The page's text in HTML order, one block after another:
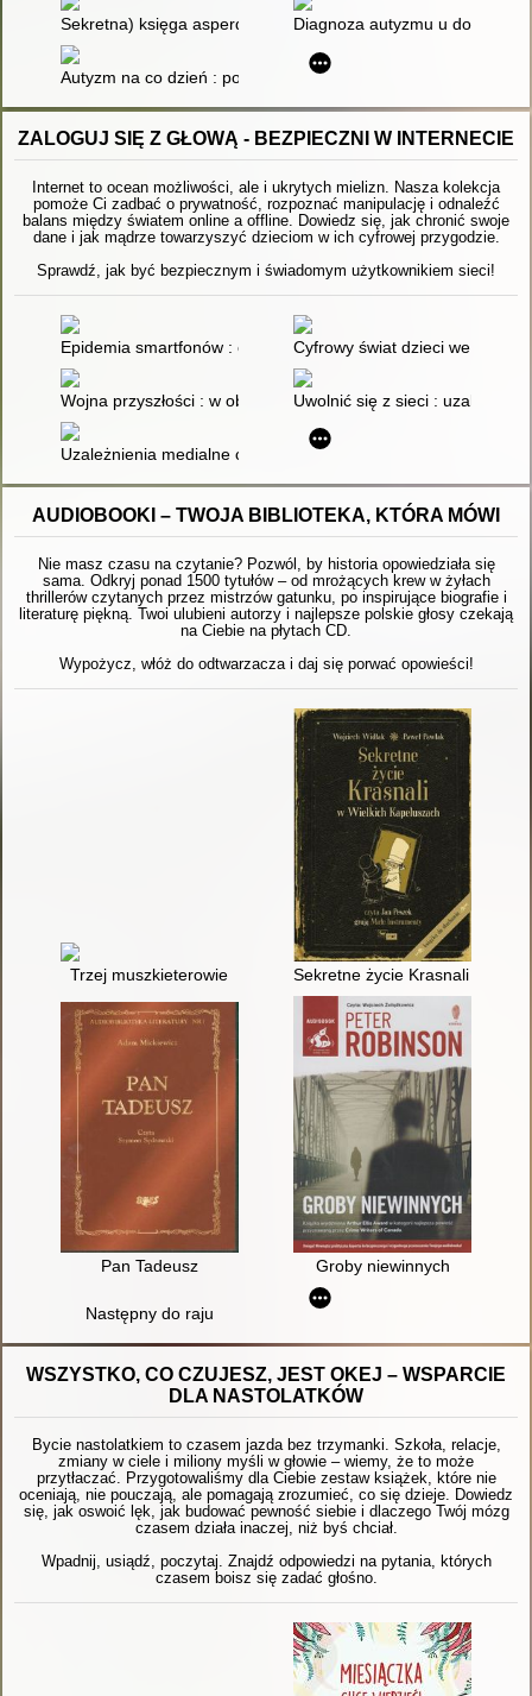
Sekretna) księga asperdzieciaka : poradnik dla młodzieży w
Diagnoza autyzmu u
Autyzm na co dzień : ponad 150 sprawdzonych sposobów
ZALOGUJ SIĘ Z GŁOWĄ - BEZPIECZNI W INTERNECIE
Internet to ocean możliwości, ale i ukrytych mielizn. Nasza kolekcja
pomoże Ci zadbać o prywatność, rozpoznać manipulację i odnaleźć
balans między światem online a offline. Dowiedz się, jak chronić swoje
dane i jak mądrze towarzyszyć dzieciom w ich cyfrowej przygodzie.
Sprawdź, jak być bezpiecznym i świadomym użytkownikiem sieci!
Epidemia smartfonów : czy jest zagrożeniem dla zdrowia,
Cyfrowy świat dzieci we
Wojna przyszłości : w obliczu nowego globalnego pola bitwy
Uwolnić się z sieci :
Uzależnienia medialne czyli O patologicznym wykorzystaniu
AUDIOBOOKI – TWOJA BIBLIOTEKA, KTÓRA MÓWI
Nie masz czasu na czytanie? Pozwól, by historia opowiedziała się
sama. Odkryj ponad 1500 tytułów – od mrożących krew w żyłach
thrillerów czytanych przez mistrzów gatunku, po inspirujące biografie i
literaturę piękną. Twoi ulubieni autorzy i najlepsze polskie głosy czekają
na Ciebie na płytach CD.
Wypożycz, włóż do odtwarzacza i daj się porwać opowieści!
Trzej muszkieterowie Sekretne życie Krasnali w
Pan Tadeusz Groby niewinnych
Następny do raju
WSZYSTKO, CO CZUJESZ, JEST OKEJ – WSPARCIE
DLA NASTOLATKÓW
Bycie nastolatkiem to czasem jazda bez trzymanki. Szkoła, relacje,
zmiany w ciele i miliony myśli w głowie – wiemy, że to może
przytłaczać. Przygotowaliśmy dla Ciebie zestaw książek, które nie
oceniają, nie pouczają, ale pomagają zrozumieć, co się dzieje. Dowiedz
się, jak oswoić lęk, jak budować pewność siebie i dlaczego Twój mózg
czasem działa inaczej, niż byś chciał.
Wpadnij, usiądź, poczytaj. Znajdź odpowiedzi na pytania, których
czasem boisz się zadać głośno.